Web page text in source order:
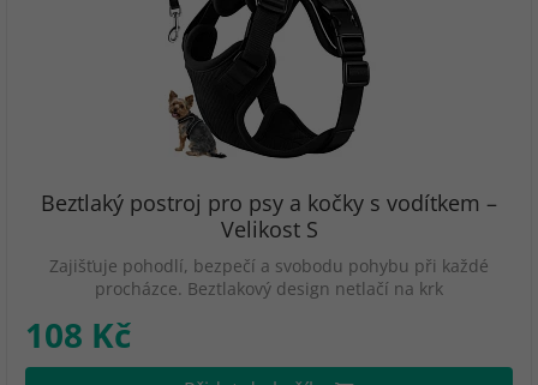
Beztlaký postroj pro psy a kočky s vodítkem –
Velikost S
Zajišťuje pohodlí, bezpečí a svobodu pohybu při každé
procházce. Beztlakový design netlačí na krk
108 Kč